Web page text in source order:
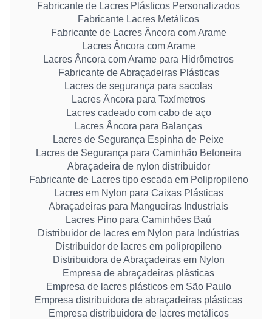
Fabricante de Lacres Plásticos Personalizados
Fabricante Lacres Metálicos
Fabricante de Lacres Âncora com Arame
Lacres Âncora com Arame
Lacres Âncora com Arame para Hidrômetros
Fabricante de Abraçadeiras Plásticas
Lacres de segurança para sacolas
Lacres Âncora para Taxímetros
Lacres cadeado com cabo de aço
Lacres Âncora para Balanças
Lacres de Segurança Espinha de Peixe
Lacres de Segurança para Caminhão Betoneira
Abraçadeira de nylon distribuidor
Fabricante de Lacres tipo escada em Polipropileno
Lacres em Nylon para Caixas Plásticas
Abraçadeiras para Mangueiras Industriais
Lacres Pino para Caminhões Baú
Distribuidor de lacres em Nylon para Indústrias
Distribuidor de lacres em polipropileno
Distribuidora de Abraçadeiras em Nylon
Empresa de abraçadeiras plásticas
Empresa de lacres plásticos em São Paulo
Empresa distribuidora de abraçadeiras plásticas
Empresa distribuidora de lacres metálicos